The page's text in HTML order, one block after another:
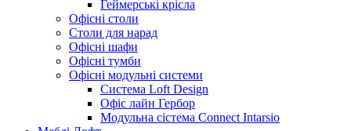
Геймерські крісла
Офісні столи
Столи для нарад
Офісні шафи
Офісні тумби
Офісні модульні системи
Система Loft Design
Офіс лайн Гербор
Модульна сістема Connect Intarsio